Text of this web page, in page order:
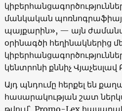
մանկական
պայքարին», — այն
օրինագծի հեղինակներից
կենտրոնի քննիչ Վյաչեսլավ
Այդ պնդումը հերքել են
հասարակության շատ
թվում՝ Promo-Lex